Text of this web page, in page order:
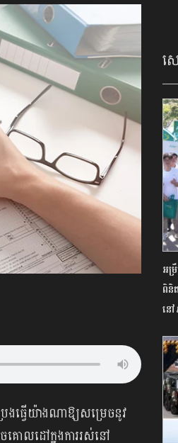
ងធ្វើយ៉ាងណាឱ្យសម្រេចនូវ
គោលដៅក្នុងការរស់នៅ
ស
អម្
ពិនិ
នៅ